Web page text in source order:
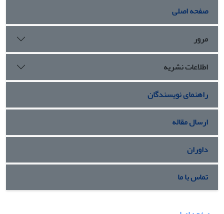
صفحه اصلی
مرور
اطلاعات نشریه
راهنمای نویسندگان
ارسال مقاله
داوران
تماس با ما